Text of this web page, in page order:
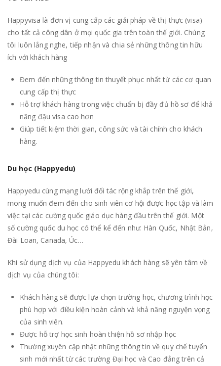
Happyvisa là đơn vị cung cấp các giải pháp về thị thực (visa)
cho tất cả công dân ở mọi quốc gia trên toàn thế giới. Chúng
tôi luôn lắng nghe, tiếp nhận và chia sẻ những thông tin hữu
ích với khách hàng
Đem đến những thông tin thuyết phục nhất từ các cơ quan
cung cấp thị thực
Hỗ trợ khách hàng trong việc chuẩn bị đầy đủ hồ sơ để khả
năng đậu visa cao hơn
Giúp tiết kiệm thời gian, công sức và tài chính cho khách
hàng.
Du học (Happyedu)
Happyedu cùng mạng lưới đối tác rộng khắp trên thế giới,
mong muốn đem đến cho sinh viên cơ hội được học tập và làm
việc tại các cường quốc giáo dục hàng đầu trên thế giới. Một
số cường quốc du học có thể kể đến như: Hàn Quốc, Nhật Bản,
Đài Loan, Canada, Úc…
Khi sử dụng dịch vụ của Happyedu khách hàng sẽ yên tâm về
dịch vụ của chúng tôi:
Khách hàng sẽ được lựa chọn trường học, chương trình học
phù hợp với điều kiện hoàn cảnh và khả năng nguyện vọng
của sinh viên.
Được hỗ trợ học sinh hoàn thiện hồ sơ nhập học
Thường xuyên cập nhật những thông tin về quy chế tuyển
sinh mới nhất từ các trường Đại học và Cao đẳng trên cả